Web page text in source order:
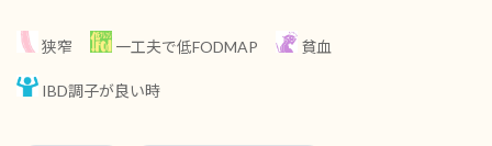
狭窄 一工夫で低FODMAP 貧血
IBD調子が良い時